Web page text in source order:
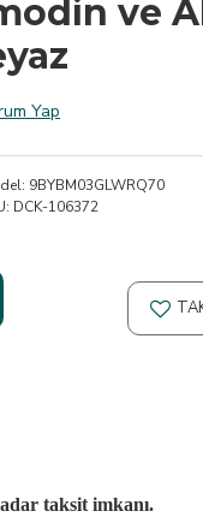
ve
Yap
9BYBM03GLWRQ70
DCK-106372
taksit imkanı.